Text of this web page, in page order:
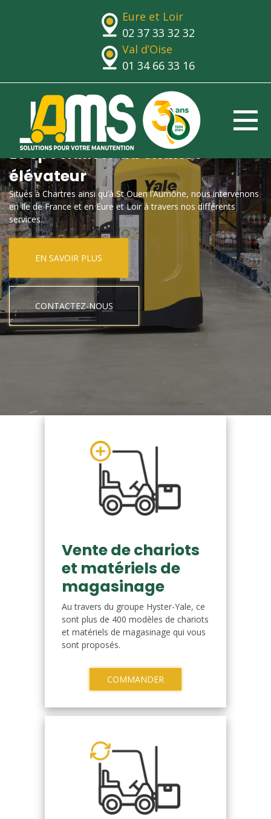
Eure et Loir
02 37 33 32 32
Val d’Oise
01 34 66 33 16
Le spécialiste du chariot
élévateur
Situés à Chartres ainsi qu’à St Ouen l’Aumône, nous intervenons
en Ile de France et en Eure et Loir à travers nos différents
services.
EN SAVOIR PLUS
CONTACTEZ-NOUS
Vente de chariots
et matériels de
magasinage
Au travers du groupe Hyster-Yale, ce
sont plus de 400 modèles de chariots
et matériels de magasinage qui vous
sont proposés.
COMMANDER